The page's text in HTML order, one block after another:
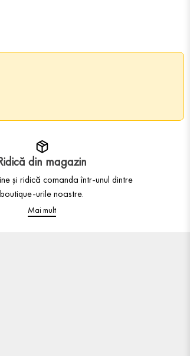
din magazin
și ridică comanda într-unul dintre
boutique-urile noastre.
Mai mult